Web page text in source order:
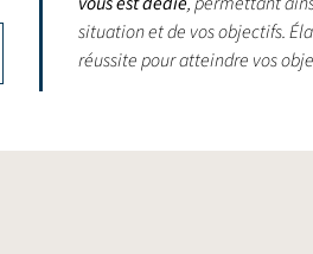
situation et de vos objectifs.
réussite pour atteindre vos